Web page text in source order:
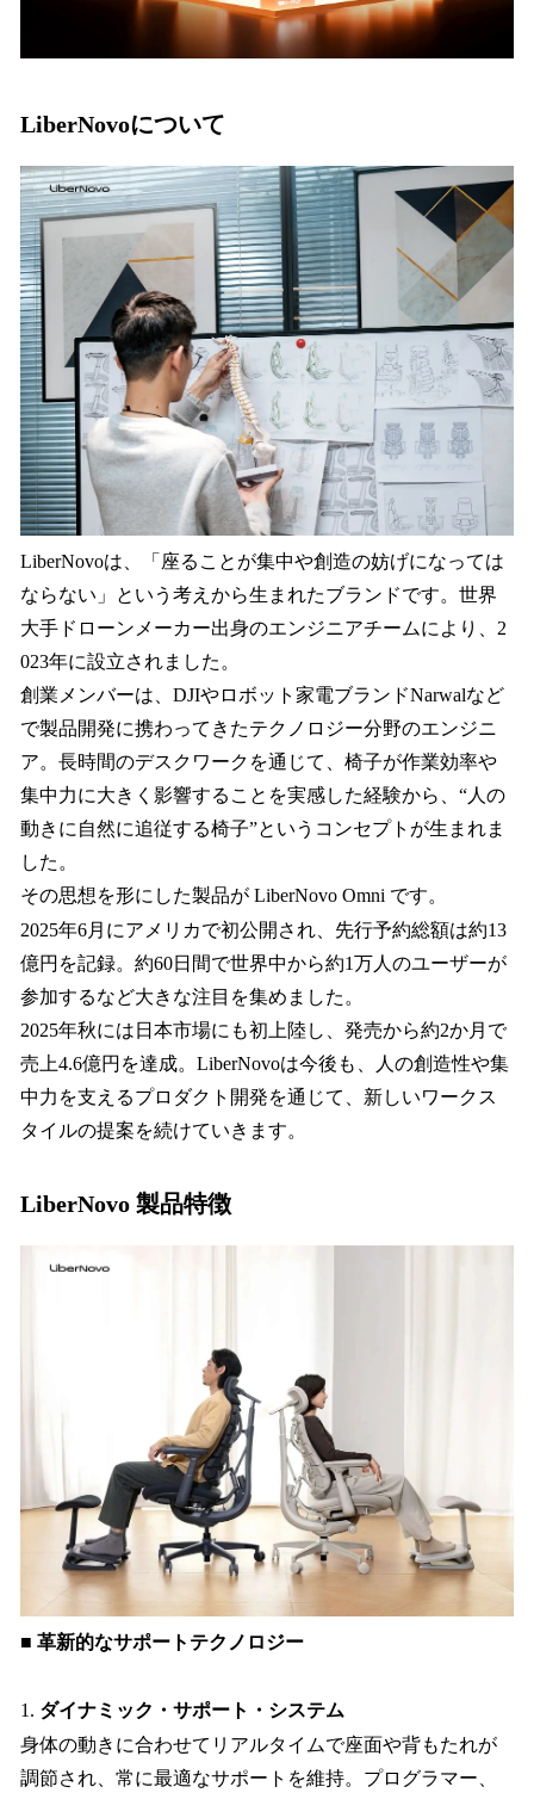
LiberNovoについて
LiberNovoは、「座ることが集中や創造の妨げになっては
ならない」という考えから生まれたブランドです。世界
大手ドローンメーカー出身のエンジニアチームにより、2
023年に設立されました。
創業メンバーは、DJIやロボット家電ブランドNarwalなど
で製品開発に携わってきたテクノロジー分野のエンジニ
ア。長時間のデスクワークを通じて、椅子が作業効率や
集中力に大きく影響することを実感した経験から、“人の
動きに自然に追従する椅子”というコンセプトが生まれま
した。
その思想を形にした製品が LiberNovo Omni です。
2025年6月にアメリカで初公開され、先行予約総額は約13
億円を記録。約60日間で世界中から約1万人のユーザーが
参加するなど大きな注目を集めました。
2025年秋には日本市場にも初上陸し、発売から約2か月で
売上4.6億円を達成。LiberNovoは今後も、人の創造性や集
中力を支えるプロダクト開発を通じて、新しいワークス
タイルの提案を続けていきます。
LiberNovo 製品特徴
■ 革新的なサポートテクノロジー
1. ダイナミック・サポート・システム
身体の動きに合わせてリアルタイムで座面や背もたれが
調節され、常に最適なサポートを維持。プログラマー、